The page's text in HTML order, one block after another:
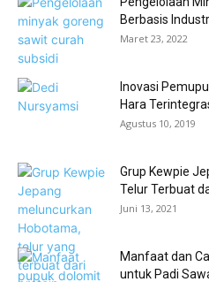
Berbasis
Maret 23, 2022
Inovasi
Hara
Agustus 10, 2019
Grup Kewpie
Telur Terbuat
Juni 13, 2021
Manfaat dan
untuk Padi